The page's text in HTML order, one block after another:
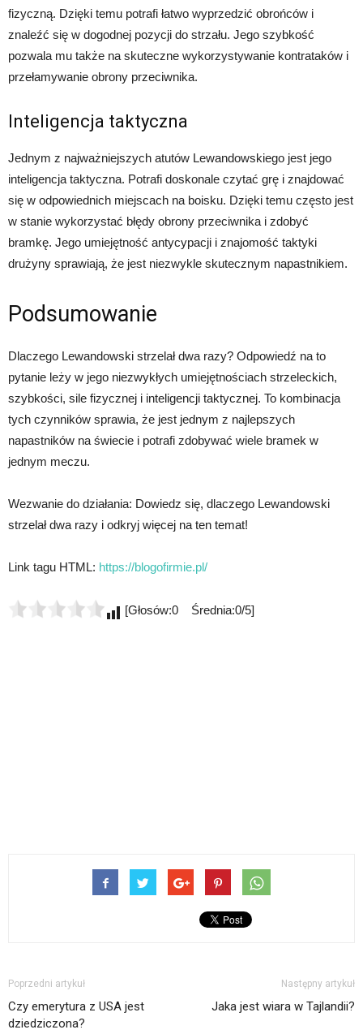
fizyczną. Dzięki temu potrafi łatwo wyprzedzić obrońców i
znaleźć się w dogodnej pozycji do strzału. Jego szybkość
pozwala mu także na skuteczne wykorzystywanie kontrataków i
przełamywanie obrony przeciwnika.
Inteligencja taktyczna
Jednym z najważniejszych atutów Lewandowskiego jest jego
inteligencja taktyczna. Potrafi doskonale czytać grę i znajdować
się w odpowiednich miejscach na boisku. Dzięki temu często jest
w stanie wykorzystać błędy obrony przeciwnika i zdobyć
bramkę. Jego umiejętność antycypacji i znajomość taktyki
drużyny sprawiają, że jest niezwykle skutecznym napastnikiem.
Podsumowanie
Dlaczego Lewandowski strzelał dwa razy? Odpowiedź na to
pytanie leży w jego niezwykłych umiejętnościach strzeleckich,
szybkości, sile fizycznej i inteligencji taktycznej. To kombinacja
tych czynników sprawia, że jest jednym z najlepszych
napastników na świecie i potrafi zdobywać wiele bramek w
jednym meczu.
Wezwanie do działania: Dowiedz się, dlaczego Lewandowski
strzelał dwa razy i odkryj więcej na ten temat!
Link tagu HTML: https://blogofirmie.pl/
[Głosów:0 Średnia:0/5]
Poprzedni artykuł
Czy emerytura z USA jest
dziedziczona?
Następny artykuł
Jaka jest wiara w Tajlandii?